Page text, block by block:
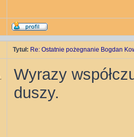
Tytuł: Re: Ostatnie pożegnanie Bogdan
Wyrazy
duszy.